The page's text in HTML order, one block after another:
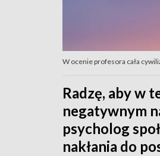
W ocenie profesora cała
Radzę, aby w
negatywnym
psycholog
nakłania do